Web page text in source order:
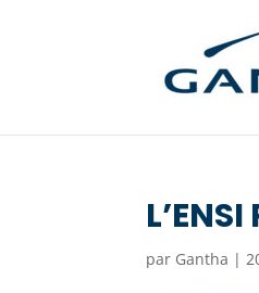
par Gantha |